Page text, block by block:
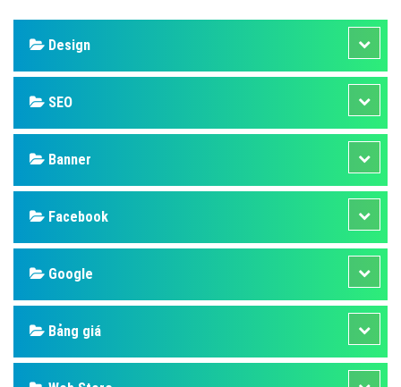
Design
SEO
Banner
Facebook
Google
Bảng giá